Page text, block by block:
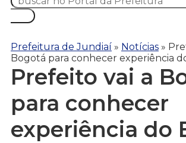
Prefeitura de Jundiaí » Notícias »
Bogotá para conhecer experiência
Prefeito vai a
para conhecer
experiência do